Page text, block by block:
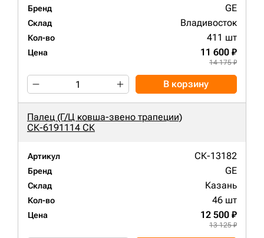
Бренд GE
Склад Владивосток
Кол-во 411 шт
Цена 11 600 ₽
14 175 ₽
В корзину
Палец (Г/Ц ковша-звено трапеции)
СК-6191114 СК
Артикул СК-13182
Бренд GE
Склад Казань
Кол-во 46 шт
Цена 12 500 ₽
13 125 ₽